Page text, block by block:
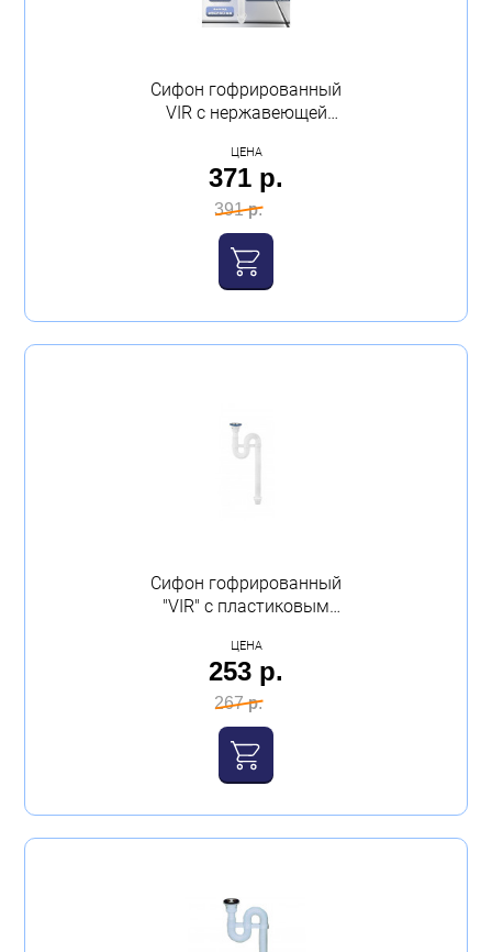
Сифон гофрированный
VIR с нержавеющей
Д40/50) Virplast
ЦЕНА
371 р.
391 р.
Сифон гофрированный
"VIR" с пластиковым
ЦЕНА
253 р.
267 р.